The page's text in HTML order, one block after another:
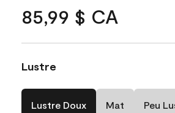
85,99 $ CA
Lustre
Lustre Doux Mat Peu